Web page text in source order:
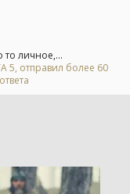
то личное,...
5, отправил более 60